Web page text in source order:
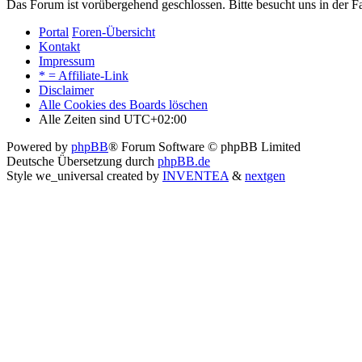
Das Forum ist vorübergehend geschlossen. Bitte besucht uns in der
Portal Foren-Übersicht
Kontakt
Impressum
* = Affiliate-Link
Disclaimer
Alle Cookies des Boards löschen
Alle Zeiten sind UTC+02:00
Powered by phpBB® Forum Software © phpBB Limited
Deutsche Übersetzung durch phpBB.de
Style we_universal created by INVENTEA & nextgen